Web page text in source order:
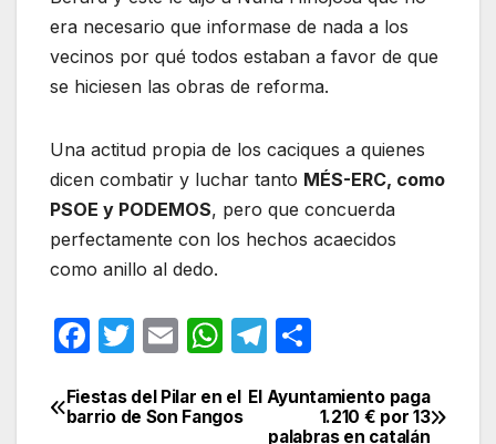
era necesario que informase de nada a los
vecinos por qué todos estaban a favor de que
se hiciesen las obras de reforma.
Una actitud propia de los caciques a quienes
dicen combatir y luchar tanto MÉS-ERC, como
PSOE y PODEMOS, pero que concuerda
perfectamente con los hechos acaecidos
como anillo al dedo.
F
c
T
itt
E
ail
W
at
T
e m
Navegación El Ayuntamiento paga
1.210 € por 13
palabras en catalán
Fiestas del Pilar en el
barrio de Son Fangos